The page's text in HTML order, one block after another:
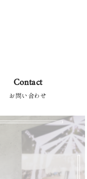
Contact
お問い合わせ